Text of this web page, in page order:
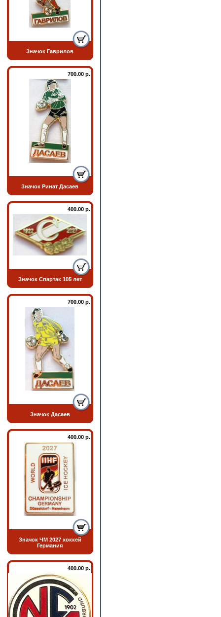
Значок Гаврилов
700.00 р.
Значок Ринат Дасаев
400.00 р.
Значок Спартак 105 лет
700.00 р.
Значок Дасаев
400.00 р.
Значок ЧМ 2027 хоккей
Германия
400.00 р.